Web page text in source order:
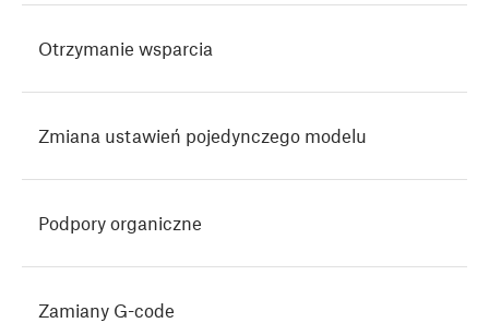
Otrzymanie wsparcia
Zmiana ustawień pojedynczego modelu
Podpory organiczne
Zamiany G-code